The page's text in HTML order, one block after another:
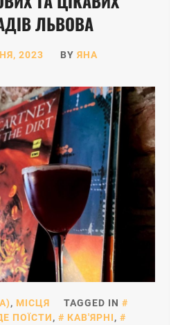
ЛЬВОВА
2023 BY ЯНА
, МІСЦЯ
TAGGED IN
ПОЇСТИ, КАВ'ЯРНІ,